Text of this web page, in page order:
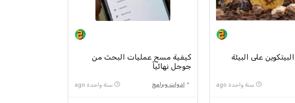
على البيئة
سنة واحدة ago
كيفية مسح عمليات البحث من
جوجل نهائياً
ادوات وبرامج سنة واحدة ago